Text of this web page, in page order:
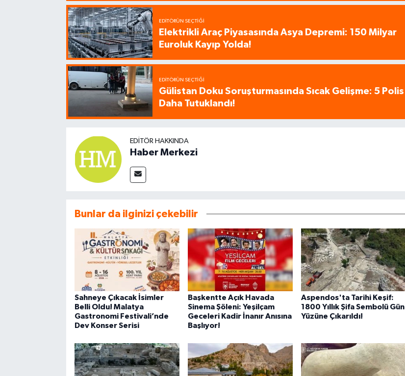
EDITÖRÜN SEÇTIĞI
Elektrikli Araç Piyasasında Asya Depremi: 150 Milyar
Euroluk Kayıp Yolda!
EDITÖRÜN SEÇTIĞI
Gülistan Doku Soruşturmasında Sıcak Gelişme: 5 Polis
Daha Tutuklandı!
EDITÖR HAKKINDA
Haber Merkezi
Bunlar da ilginizi çekebilir
Sahneye Çıkacak İsimler
Belli Oldu! Malatya
Gastronomi Festivali’nde
Dev Konser Serisi
Başkentte Açık Havada
Sinema Şöleni: Yeşilçam
Geceleri Kadir İnanır Anısına
Başlıyor!
Aspendos'ta Tarihi Keşif:
1800 Yıllık Şifa Sembolü Gün
Yüzüne Çıkarıldı!